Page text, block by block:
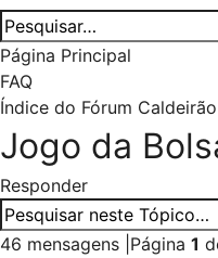
Página Principal
FAQ
Índice do Fórum
Jogo da
Responder
46 mensagens Página 1